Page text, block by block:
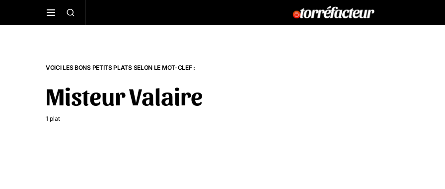
VOICI LES BONS PETITS PLATS SELON LE MOT-CLEF :
Misteur Valaire
1 plat